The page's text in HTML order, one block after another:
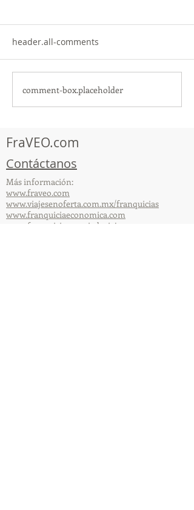
¡Acapulco y Guerrero se
Visten de Fiesta!
header.all-comments
comment-box.placeholder
FraVEO.com
Contáctanos
Más información:
www.fraveo.com
www.viajesenoferta.com.mx/franquicias
www.franquiciaeconomica.com
www.franquiciaagenciadeviajes.com